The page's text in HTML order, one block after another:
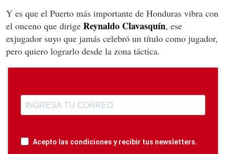
Y es que el Puerto más importante de Honduras vibra con
el onceno que dirige Reynaldo Clavasquín, ese
exjugador suyo que jamás celebró un título como jugador,
pero quiero lograrlo desde la zona táctica.
Acepto las condiciones y recibir tus newsletters.